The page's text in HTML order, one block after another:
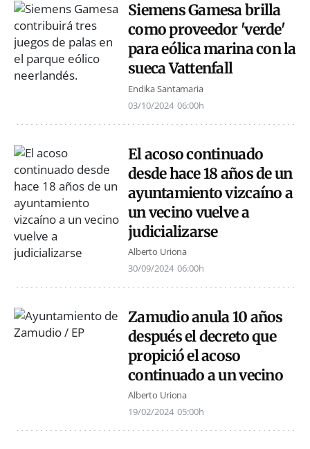
Siemens Gamesa brilla
como proveedor 'verde'
para eólica marina con la
sueca Vattenfall
Endika Santamaria
03/10/2024 06:00h
El acoso continuado
desde hace 18 años de un
ayuntamiento vizcaíno a
un vecino vuelve a
judicializarse
Alberto Uriona
30/09/2024 06:00h
Zamudio anula 10 años
después el decreto que
propició el acoso
continuado a un vecino
Alberto Uriona
19/02/2024 05:00h